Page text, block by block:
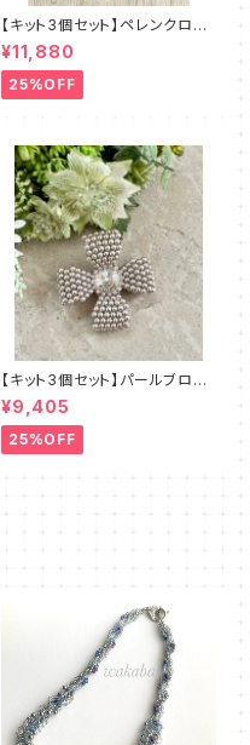
【キット3個セット】ペレンクロッ
シェ《ペルルロング》全2色 amu
＋塩川千映子
¥11,880
25%OFF
【キット3個セット】パールブロー
チ（ピンクベージュ）澤田美子
¥9,405
25%OFF